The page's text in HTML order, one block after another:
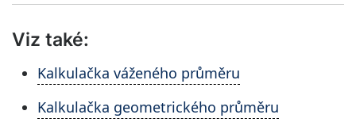
Viz také:
Kalkulačka váženého průměru
Kalkulačka geometrického průměru